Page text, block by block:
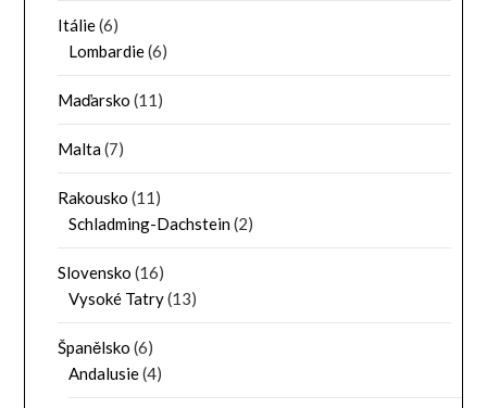
Itálie(6)
Lombardie(6)
Maďarsko (11)
Malta(7)
Rakousko (11)
Schladming-Dachstein(2)
Slovensko (16)
Vysoké Tatry(13)
Španělsko (6)
Andalusie(4)